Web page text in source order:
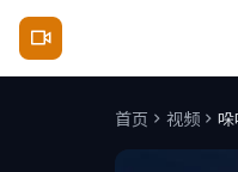
首页 视频